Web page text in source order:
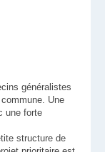
généralistes
Une
une forte
structure de